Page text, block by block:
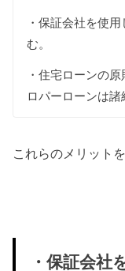
・保証会社を使
む。
・住宅ローンの
ロパーローンは諸
これらのメリット
・保証会社